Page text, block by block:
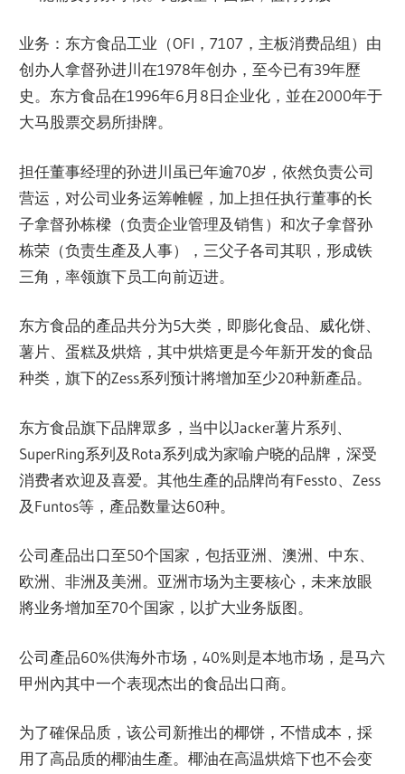
业务：东方食品工业（OFI，7107，主板消费品组）由
创办人拿督孙进川在1978年创办，至今已有39年歷
史。东方食品在1996年6月8日企业化，並在2000年于
大马股票交易所掛牌。
担任董事经理的孙进川虽已年逾70岁，依然负责公司
营运，对公司业务运筹帷幄，加上担任执行董事的长
子拿督孙栋樑（负责企业管理及销售）和次子拿督孙
栋荣（负责生產及人事），三父子各司其职，形成铁
三角，率领旗下员工向前迈进。
东方食品的產品共分为5大类，即膨化食品、威化饼、
薯片、蛋糕及烘焙，其中烘焙更是今年新开发的食品
种类，旗下的Zess系列预计將增加至少20种新產品。
东方食品旗下品牌眾多，当中以Jacker薯片系列、
SuperRing系列及Rota系列成为家喻户晓的品牌，深受
消费者欢迎及喜爱。其他生產的品牌尚有Fessto、Zess
及Funtos等，產品数量达60种。
公司產品出口至50个国家，包括亚洲、澳洲、中东、
欧洲、非洲及美洲。亚洲市场为主要核心，未来放眼
將业务增加至70个国家，以扩大业务版图。
公司產品60%供海外市场，40%则是本地市场，是马六
甲州內其中一个表现杰出的食品出口商。
为了確保品质，该公司新推出的椰饼，不惜成本，採
用了高品质的椰油生產。椰油在高温烘焙下也不会变